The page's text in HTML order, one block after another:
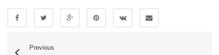
Previous